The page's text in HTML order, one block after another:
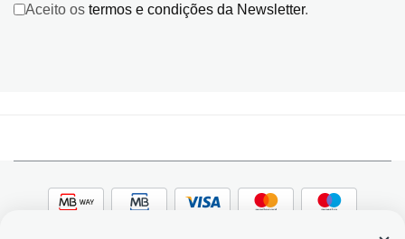
Aceito os termos e condições da Newsletter.